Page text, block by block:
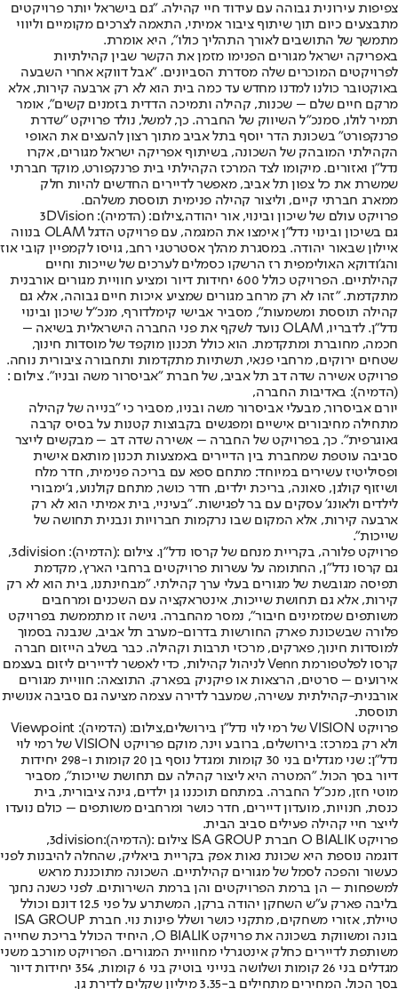
צפיפות עירונית גבוהה עם עידוד חיי קהילה. "גם בישראל יותר פרויקטים
מתבצעים כיום תוך שיתוף ציבור אמיתי, התאמה לצרכים מקומיים וליווי
מתמשך של התושבים לאורך התהליך כולו", היא אומרת.
באפריקה ישראל מגורים הפנימו מזמן את הקשר שבין קהילתיות
לפרויקטים המוכרים שלה מסדרת הסביונים. "אבל דווקא אחרי השבעה
באוקטובר כולנו למדנו מחדש עד כמה בית הוא לא רק ארבעה קירות, אלא
מרקם חיים שלם – שכנות, קהילה ותמיכה הדדית בזמנים קשים", אומר
תמיר לולו, סמנכ"ל השיווק של החברה. כך, למשל, נולד פרויקט "שדרת
פרנקפורט" בשכונת הדר יוסף בתל אביב מתוך רצון להעצים את האופי
הקהילתי המובהק של השכונה, בשיתוף אפריקה ישראל מגורים, אקרו
נדל"ן ואזורים. מיקומו לצד המרכז הקהילתי בית פרנקפורט, מוקד חברתי
שמשרת את כל צפון תל אביב, מאפשר לדיירים החדשים להיות חלק
ממארג חברתי קיים, וליצור קהילה פנימית תוססת משלהם.
פרויקט עולם של שיכון ובינוי, אור יהודה,צילום: (הדמיה): 3DVision
גם בשיכון ובינוי נדל"ן אימצו את המגמה, עם פרויקט הדגל OLAM בנווה
איילון שבאור יהודה. במסגרת מהלך אסטרטגי רחב, גויסו לקמפיין קובי אוז
והג'ודוקא האולימפית רז הרשקו כסמלים לערכים של שייכות וחיים
קהילתיים. הפרויקט כולל 600 יחידות דיור ומציע חוויית מגורים אורבנית
מתקדמת. "זהו לא רק מרחב מגורים שמציע איכות חיים גבוהה, אלא גם
קהילה תוססת ומשמעות", מסביר אבישי קימלדורף, מנכ"ל שיכון ובינוי
נדל"ן. לדבריו, OLAM נועד לשקף את פני החברה הישראלית בשיאה –
חכמה, מחוברת ומתקדמת. הוא כולל תכנון מוקפד של מוסדות חינוך,
שטחים ירוקים, מרחבי פנאי, תשתיות מתקדמות ותחבורה ציבורית נוחה.
פרויקט אשירה שדה דב תל אביב, של חברת ״אביסרור משה ובניו״. צילום :
(הדמיה): באדיבות החברה,
יורם אביסרור, מבעלי אביסרור משה ובניו, מסביר כי "בנייה של קהילה
מתחילה מחיבורים אישיים ומפגשים בקבוצות קטנות על בסיס קרבה
גאוגרפית". כך, בפרויקט של החברה – אשירה שדה דב – מבקשים לייצר
סביבה עוטפת שמחברת בין הדיירים באמצעות תכנון מותאם אישית
ופסיליטיז עשירים במיוחד: מתחם ספא עם בריכה פנימית, חדר מלח
ושיזוף קולגן, סאונה, בריכת ילדים, חדר כושר, מתחם קולנוע, ג'ימבורי
לילדים ולאונג' עסקים עם בר לפגישות. "בעיניי, בית אמיתי הוא לא רק
ארבעה קירות, אלא המקום שבו נרקמות חברויות ונבנית תחושה של
שייכות".
פרויקט פלורה, בקריית מנחם של קרסו נדל"ן. צילום :(הדמיה): 3division,
גם קרסו נדל"ן, החתומה על עשרות פרויקטים ברחבי הארץ, מקדמת
תפיסה מגובשת של מגורים בעלי ערך קהילתי. "מבחינתנו, בית הוא לא רק
קירות, אלא גם תחושת שייכות, אינטראקציה עם השכנים ומרחבים
משותפים שמזמינים חיבור", נמסר מהחברה. גישה זו מתממשת בפרויקט
פלורה שבשכונת פארק החורשות בדרום-מערב תל אביב, שנבנה בסמוך
למוסדות חינוך, פארקים, מרכזי תרבות וקהילה. כבר בשלב הייזום חברה
קרסו לפלטפורמת Venn לניהול קהילות, כדי לאפשר לדיירים ליזום בעצמם
אירועים – סרטים, הרצאות או פיקניק בפארק. התוצאה: חוויית מגורים
אורבנית-קהילתית עשירה, שמעבר לדירה עצמה מציעה גם סביבה אנושית
תוססת.
פרויקט VISION של רמי לוי נדל"ן בירושלים,צילום: (הדמיה): Viewpoint
ולא רק במרכז: בירושלים, ברובע וינר, מוקם פרויקט VISION של רמי לוי
נדל"ן: שני מגדלים בני 30 קומות ומגדל נוסף בן 20 קומות ו-298 יחידות
דיור בסך הכול. "המטרה היא ליצור קהילה עם תחושת שייכות", מסביר
מוטי חזן, מנכ"ל החברה. במתחם תוכננו גן ילדים, גינה ציבורית, בית
כנסת, חנויות, מועדון דיירים, חדר כושר ומרחבים משותפים – כולם נועדו
לייצר חיי קהילה פעילים סביב הבית.
פרויקט O BIALIK חברת ISA GROUP צילום :(הדמיה):3division,
דוגמה נוספת היא שכונת נאות אפק בקריית ביאליק, שהחלה להיבנות לפני
כעשור והפכה לסמל של מגורים קהילתיים. השכונה מתוכננת מראש
למשפחות – הן ברמת הפרויקטים והן ברמת השירותים. לפני כשנה נחנך
בליבה פארק ע"ש השחקן יהודה ברקן, המשתרע על פני 12.5 דונם וכולל
טיילת, אזורי משחקים, מתקני כושר ושלל פינות נוי. חברת ISA GROUP
בונה ומשווקת בשכונה את פרויקט O BIALIK, היחיד הכולל בריכת שחייה
משותפת לדיירים כחלק אינטגרלי מחוויית המגורים. הפרויקט מורכב משני
מגדלים בני 26 קומות ושלושה בנייני בוטיק בני 6 קומות, 354 יחידות דיור
בסך הכול. המחירים מתחילים ב-3.35 מיליון שקלים לדירת גן.